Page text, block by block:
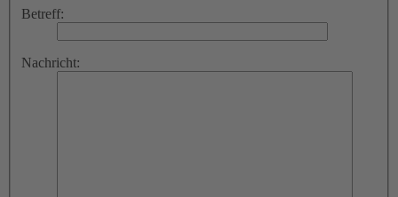
Betreff:
Nachricht: